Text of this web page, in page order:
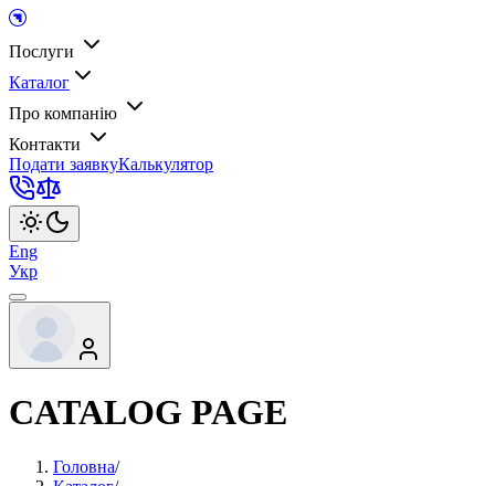
Послуги
Каталог
Про компанію
Контакти
Подати заявкуКалькулятор
Eng
Укр
CATALOG PAGE
Головна/